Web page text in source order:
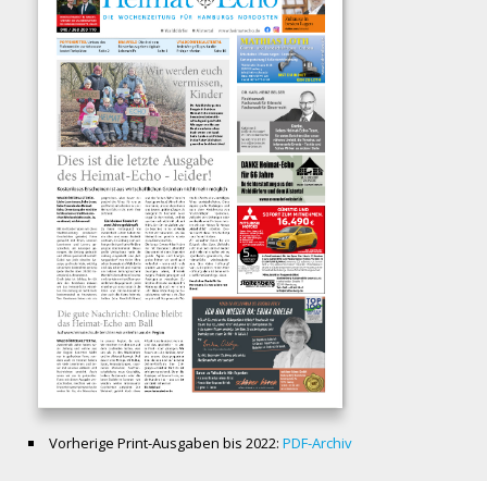
Vorherige Print-Ausgaben bis 2022: PDF-Archiv